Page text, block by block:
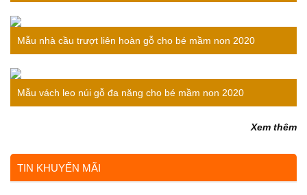
bé
Mẫu nhà cầu trượt liên hoàn gỗ cho bé mầm non 2020
Mẫu vách leo núi gỗ đa năng cho bé mầm non 2020
Xem thêm
TIN KHUYẾN MÃI